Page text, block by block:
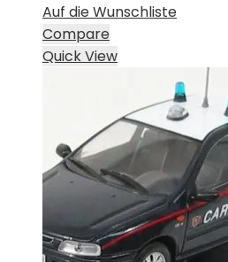
Auf die Wunschliste
Compare
Quick View